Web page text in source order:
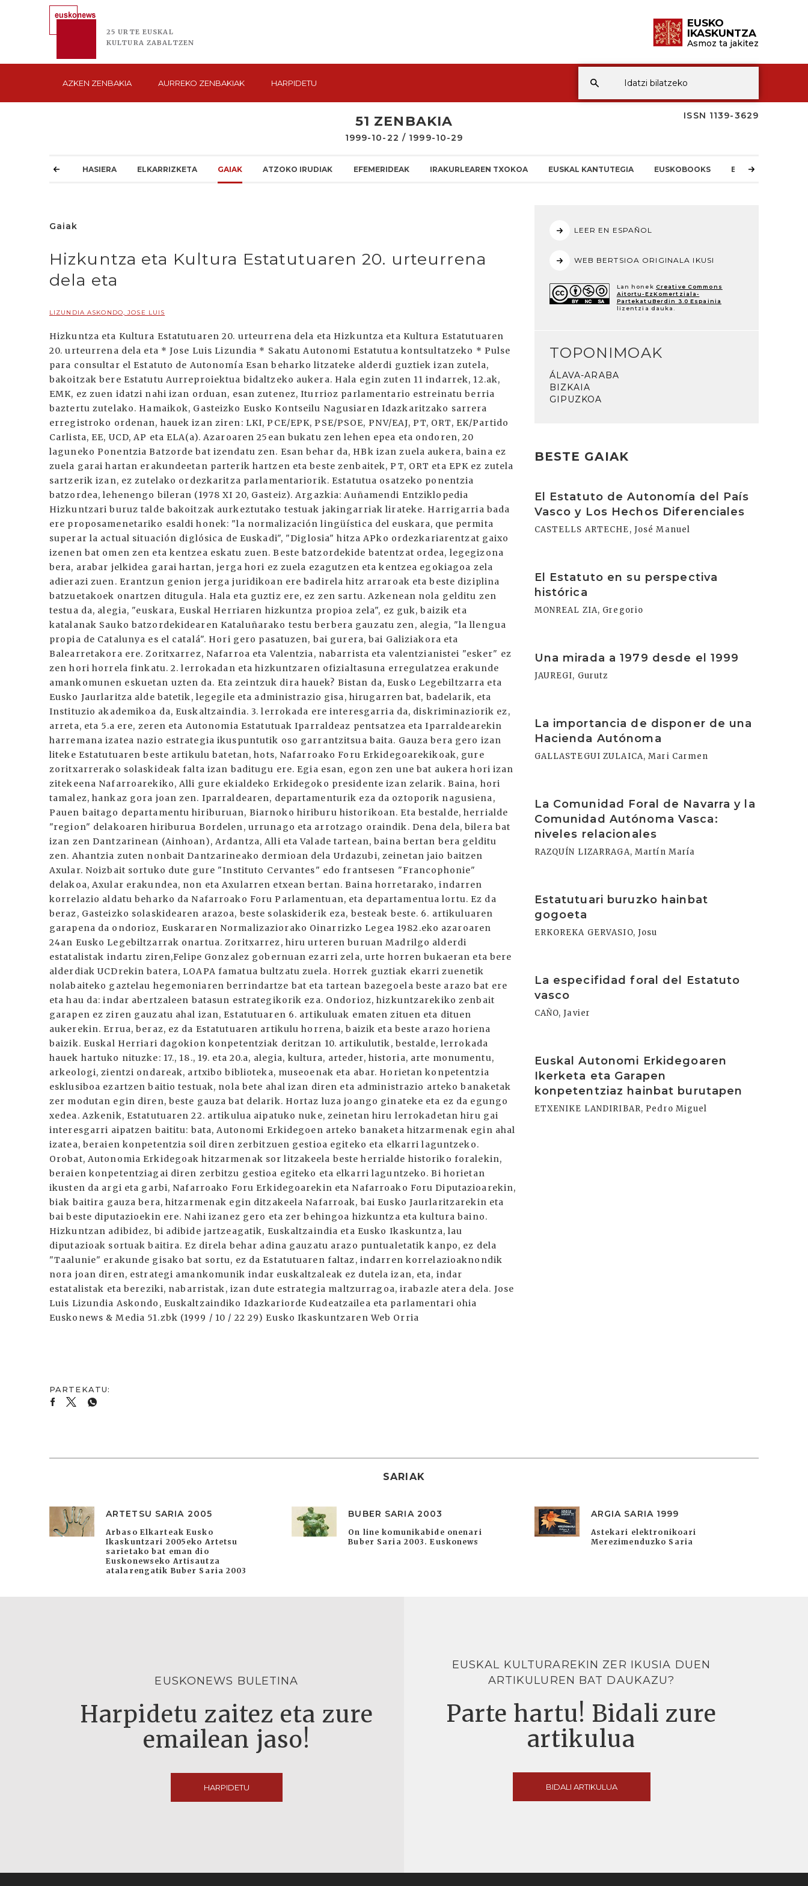
25 URTE EUSKAL
KULTURA ZABALTZEN
EUSKO
IKASKUNTZA
Asmoz ta jakitez
AZKEN ZENBAKIA AURREKO ZENBAKIAK HARPIDETU
ISSN 1139-3629
51 ZENBAKIA
1999-10-22 / 1999-10-29
HASIERA ELKARRIZKETA GAIAK ATZOKO IRUDIAK EFEMERIDEAK IRAKURLEAREN TXOKOA EUSKAL KANTUTEGIA EUSKOBOOKS EI-REN BERRIAK
Gaiak
Hizkuntza eta Kultura Estatutuaren 20. urteurrena
dela eta
LIZUNDIA ASKONDO, JOSE LUIS
Hizkuntza eta Kultura Estatutuaren 20. urteurrena dela eta Hizkuntza eta Kultura Estatutuaren
20. urteurrena dela eta * Jose Luis Lizundia * Sakatu Autonomi Estatutua kontsultatzeko * Pulse
para consultar el Estatuto de Autonomía Esan beharko litzateke alderdi guztiek izan zutela,
bakoitzak bere Estatutu Aurreproiektua bidaltzeko aukera. Hala egin zuten 11 indarrek, 12.ak,
EMK, ez zuen idatzi nahi izan orduan, esan zutenez, Iturrioz parlamentario estreinatu berria
baztertu zutelako. Hamaikok, Gasteizko Eusko Kontseilu Nagusiaren Idazkaritzako sarrera
erregistroko ordenan, hauek izan ziren: LKI, PCE/EPK, PSE/PSOE, PNV/EAJ, PT, ORT, EK/Partido
Carlista, EE, UCD, AP eta ELA(a). Azaroaren 25ean bukatu zen lehen epea eta ondoren, 20
laguneko Ponentzia Batzorde bat izendatu zen. Esan behar da, HBk izan zuela aukera, baina ez
zuela garai hartan erakundeetan parterik hartzen eta beste zenbaitek, PT, ORT eta EPK ez zutela
sartzerik izan, ez zutelako ordezkaritza parlamentariorik. Estatutua osatzeko ponentzia
batzordea, lehenengo bileran (1978 XI 20, Gasteiz). Argazkia: Auñamendi Entziklopedia
Hizkuntzari buruz talde bakoitzak aurkeztutako testuak jakingarriak lirateke. Harrigarria bada
ere proposamenetariko esaldi honek: "la normalización lingüística del euskara, que permita
superar la actual situación diglósica de Euskadi", "Diglosia" hitza APko ordezkariarentzat gaixo
izenen bat omen zen eta kentzea eskatu zuen. Beste batzordekide batentzat ordea, legegizona
bera, arabar jelkidea garai hartan, jerga hori ez zuela ezagutzen eta kentzea egokiagoa zela
adierazi zuen. Erantzun genion jerga juridikoan ere badirela hitz arraroak eta beste diziplina
batzuetakoek onartzen ditugula. Hala eta guztiz ere, ez zen sartu. Azkenean nola gelditu zen
testua da, alegia, "euskara, Euskal Herriaren hizkuntza propioa zela", ez guk, baizik eta
katalanak Sauko batzordekidearen Kataluñarako testu berbera gauzatu zen, alegia, "la llengua
propia de Catalunya es el catalá". Hori gero pasatuzen, bai gurera, bai Galiziakora eta
Balearretakora ere. Zoritxarrez, Nafarroa eta Valentzia, nabarrista eta valentzianistei "esker" ez
zen hori horrela finkatu. 2. lerrokadan eta hizkuntzaren ofizialtasuna erregulatzea erakunde
amankomunen eskuetan uzten da. Eta zeintzuk dira hauek? Bistan da, Eusko Legebiltzarra eta
Eusko Jaurlaritza alde batetik, legegile eta administrazio gisa, hirugarren bat, badelarik, eta
Instituzio akademikoa da, Euskaltzaindia. 3. lerrokada ere interesgarria da, diskriminaziorik ez,
arreta, eta 5.a ere, zeren eta Autonomia Estatutuak Iparraldeaz pentsatzea eta Iparraldearekin
harremana izatea nazio estrategia ikuspuntutik oso garrantzitsua baita. Gauza bera gero izan
liteke Estatutuaren beste artikulu batetan, hots, Nafarroako Foru Erkidegoarekikoak, gure
zoritxarrerako solaskideak falta izan baditugu ere. Egia esan, egon zen une bat aukera hori izan
zitekeena Nafarroarekiko, Alli gure ekialdeko Erkidegoko presidente izan zelarik. Baina, hori
tamalez, hankaz gora joan zen. Iparraldearen, departamenturik eza da oztoporik nagusiena,
Pauen baitago departamentu hiriburuan, Biarnoko hiriburu historikoan. Eta bestalde, herrialde
"region" delakoaren hiriburua Bordelen, urrunago eta arrotzago oraindik. Dena dela, bilera bat
izan zen Dantzarinean (Ainhoan), Ardantza, Alli eta Valade tartean, baina bertan bera gelditu
zen. Ahantzia zuten nonbait Dantzarineako dermioan dela Urdazubi, zeinetan jaio baitzen
Axular. Noizbait sortuko dute gure "Instituto Cervantes" edo frantsesen "Francophonie"
delakoa, Axular erakundea, non eta Axularren etxean bertan. Baina horretarako, indarren
korrelazio aldatu beharko da Nafarroako Foru Parlamentuan, eta departamentua lortu. Ez da
beraz, Gasteizko solaskidearen arazoa, beste solaskiderik eza, besteak beste. 6. artikuluaren
garapena da ondorioz, Euskararen Normalizaziorako Oinarrizko Legea 1982.eko azaroaren
24an Eusko Legebiltzarrak onartua. Zoritxarrez, hiru urteren buruan Madrilgo alderdi
estatalistak indartu ziren,Felipe Gonzalez gobernuan ezarri zela, urte horren bukaeran eta bere
alderdiak UCDrekin batera, LOAPA famatua bultzatu zuela. Horrek guztiak ekarri zuenetik
nolabaiteko gaztelau hegemoniaren berrindartze bat eta tartean bazegoela beste arazo bat ere
eta hau da: indar abertzaleen batasun estrategikorik eza. Ondorioz, hizkuntzarekiko zenbait
garapen ez ziren gauzatu ahal izan, Estatutuaren 6. artikuluak ematen zituen eta dituen
aukerekin. Errua, beraz, ez da Estatutuaren artikulu horrena, baizik eta beste arazo horiena
baizik. Euskal Herriari dagokion konpetentziak deritzan 10. artikulutik, bestalde, lerrokada
hauek hartuko nituzke: 17., 18., 19. eta 20.a, alegia, kultura, arteder, historia, arte monumentu,
arkeologi, zientzi ondareak, artxibo biblioteka, museoenak eta abar. Horietan konpetentzia
esklusiboa ezartzen baitio testuak, nola bete ahal izan diren eta administrazio arteko banaketak
zer modutan egin diren, beste gauza bat delarik. Hortaz luza joango ginateke eta ez da egungo
xedea. Azkenik, Estatutuaren 22. artikulua aipatuko nuke, zeinetan hiru lerrokadetan hiru gai
interesgarri aipatzen baititu: bata, Autonomi Erkidegoen arteko banaketa hitzarmenak egin ahal
izatea, beraien konpetentzia soil diren zerbitzuen gestioa egiteko eta elkarri laguntzeko.
Orobat, Autonomia Erkidegoak hitzarmenak sor litzakeela beste herrialde historiko foralekin,
beraien konpetentziagai diren zerbitzu gestioa egiteko eta elkarri laguntzeko. Bi horietan
ikusten da argi eta garbi, Nafarroako Foru Erkidegoarekin eta Nafarroako Foru Diputazioarekin,
biak baitira gauza bera, hitzarmenak egin ditzakeela Nafarroak, bai Eusko Jaurlaritzarekin eta
bai beste diputazioekin ere. Nahi izanez gero eta zer behingoa hizkuntza eta kultura baino.
Hizkuntzan adibidez, bi adibide jartzeagatik, Euskaltzaindia eta Eusko Ikaskuntza, lau
diputazioak sortuak baitira. Ez direla behar adina gauzatu arazo puntualetatik kanpo, ez dela
"Taalunie" erakunde gisako bat sortu, ez da Estatutuaren faltaz, indarren korrelazioaknondik
nora joan diren, estrategi amankomunik indar euskaltzaleak ez dutela izan, eta, indar
estatalistak eta bereziki, nabarristak, izan dute estrategia maltzurragoa, irabazle atera dela. Jose
Luis Lizundia Askondo, Euskaltzaindiko Idazkariorde Kudeatzailea eta parlamentari ohia
Euskonews & Media 51.zbk (1999 / 10 / 22 29) Eusko Ikaskuntzaren Web Orria
LEER EN ESPAÑOL
WEB BERTSIOA ORIGINALA IKUSI
Lan honek Creative Commons
Aitortu-EzKomertziala-
PartekatuBerdin 3.0 Espainia
lizentzia dauka.
TOPONIMOAK
ÁLAVA-ARABA
BIZKAIA
GIPUZKOA
BESTE GAIAK
El Estatuto de Autonomía del País
Vasco y Los Hechos Diferenciales
CASTELLS ARTECHE, José Manuel
El Estatuto en su perspectiva
histórica
MONREAL ZIA, Gregorio
Una mirada a 1979 desde el 1999
JAUREGI, Gurutz
La importancia de disponer de una
Hacienda Autónoma
GALLASTEGUI ZULAICA, Mari Carmen
La Comunidad Foral de Navarra y la
Comunidad Autónoma Vasca:
niveles relacionales
RAZQUÍN LIZARRAGA, Martín María
Estatutuari buruzko hainbat
gogoeta
ERKOREKA GERVASIO, Josu
La especifidad foral del Estatuto
vasco
CAÑO, Javier
Euskal Autonomi Erkidegoaren
Ikerketa eta Garapen
konpetentziaz hainbat burutapen
ETXENIKE LANDIRIBAR, Pedro Miguel
SARIAK
ARTETSU SARIA 2005
Arbaso Elkarteak Eusko
Ikaskuntzari 2005eko Artetsu
sarietako bat eman dio
Euskonewseko Artisautza
atalarengatik Buber Saria 2003
BUBER SARIA 2003
On line komunikabide onenari
Buber Saria 2003. Euskonews
ARGIA SARIA 1999
Astekari elektronikoari
Merezimenduzko Saria
EUSKONEWS BULETINA
Harpidetu zaitez eta zure
emailean jaso!
HARPIDETU
EUSKAL KULTURAREKIN ZER IKUSIA DUEN
ARTIKULUREN BAT DAUKAZU?
Parte hartu! Bidali zure
artikulua
BIDALI ARTIKULUA